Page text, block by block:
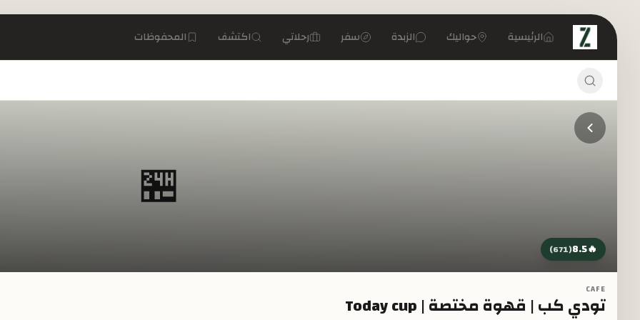
تخطي إلى المحتوى الرئيسي
الرئيسية حواليك الزبدة سفر رحلاتي اكتشف المحفوظات
🏪
🔥
8.5
(
671
)
CAFE
تودي كب | قهوة مختصة | Today cup